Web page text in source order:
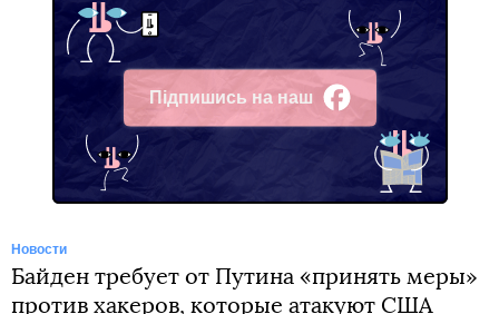
Підпишись на наш
Facebook
Новости
Байден требует от Путина «принять меры»
против хакеров, которые атакуют США